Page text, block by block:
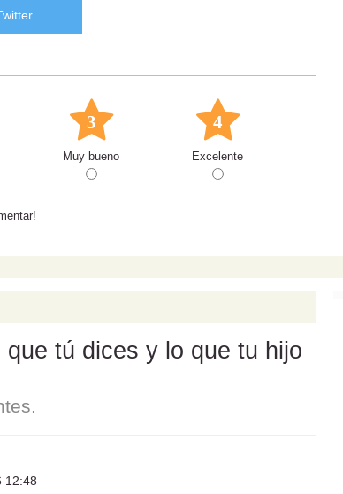
3
Muy bueno
4
Excelente
tú dices y lo que tu hijo
12:48